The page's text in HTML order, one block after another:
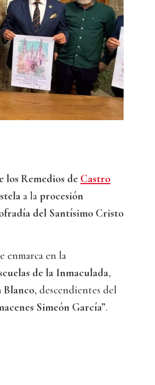
los Remedios de Castro
a laprocesión
del Santísimo Cristo
enmarca en la
de la Inmaculada,
Blanco, descendientes del
Simeón García”.